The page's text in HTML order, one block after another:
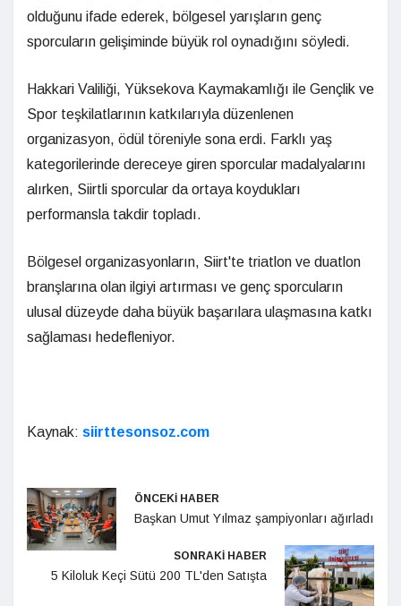
olduğunu ifade ederek, bölgesel yarışların genç
sporcuların gelişiminde büyük rol oynadığını söyledi.
Hakkari Valiliği, Yüksekova Kaymakamlığı ile Gençlik ve
Spor teşkilatlarının katkılarıyla düzenlenen
organizasyon, ödül töreniyle sona erdi. Farklı yaş
kategorilerinde dereceye giren sporcular madalyalarını
alırken, Siirtli sporcular da ortaya koydukları
performansla takdir topladı.
Bölgesel organizasyonların, Siirt'te triatlon ve duatlon
branşlarına olan ilgiyi artırması ve genç sporcuların
ulusal düzeyde daha büyük başarılara ulaşmasına katkı
sağlaması hedefleniyor.
Kaynak: siirttesonsoz.com
ÖNCEKİ HABER
Başkan Umut Yılmaz şampiyonları ağırladı
SONRAKİ HABER
5 Kiloluk Keçi Sütü 200 TL'den Satışta